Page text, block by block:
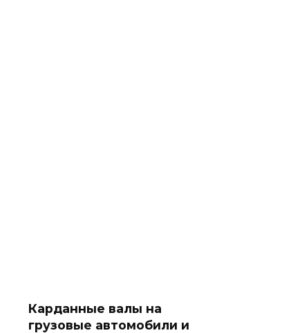
Карданные валы на
грузовые автомобили и